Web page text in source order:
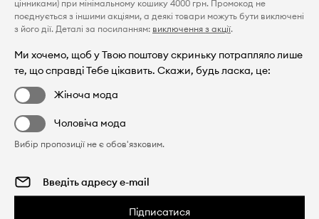
цінниками) при мінімальному кошику 4000 грн. Промокод не
поєднується з іншими акціями, а деякі товари можуть бути виключені
з його дії. Деталі за посиланням: виключення з акції.
Ми хочемо, щоб у Твою поштову скриньку потрапляло лише
те, що справді Тебе цікавить. Скажи, будь ласка, це:
Жіноча мода
Чоловіча мода
Вибір пропозиції не є обов'язковим.
Підписатися